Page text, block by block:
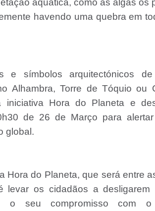
aquática, como as algas os
havendo uma quebra em
e símbolos arquitectónicos
Alhambra, Torre de Tóquio ou
iniciativa Hora do Planeta e
de 26 de Março para
global.
Hora do Planeta, que será entre
levar os cidadãos a desligarem
o seu compromisso com o